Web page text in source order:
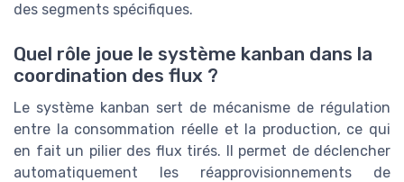
des segments spécifiques.
Quel rôle joue le système kanban dans la
coordination des flux ?
Le système kanban sert de mécanisme de régulation
entre la consommation réelle et la production, ce qui
en fait un pilier des flux tirés. Il permet de déclencher
automatiquement les réapprovisionnements de